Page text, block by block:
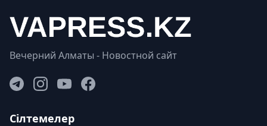
Вечерний Алматы - Новостной сайт
Сілтемелер